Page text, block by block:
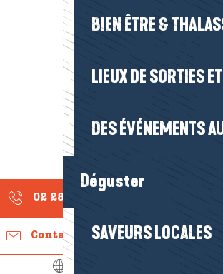
BIEN ÊTRE &
LIEUX DE SORTIES
DES ÉVÉNEMENTS
Déguster
SAVEURS LOCALES
02 28 54 08
Contactez-nous